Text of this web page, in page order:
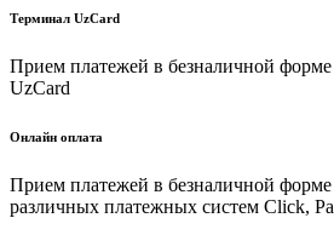
Терминал UzCard
Прием платежей в безналичной
UzCard
Онлайн оплата
Прием платежей в безналичной форме
различных платежных систем Click,